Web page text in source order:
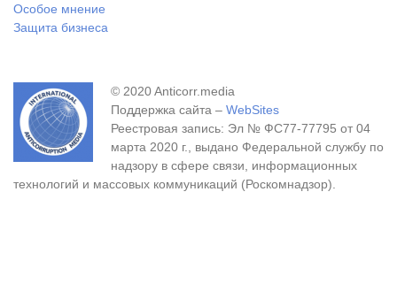
Особое мнение
Защита бизнеса
© 2020 Anticorr.media
Поддержка сайта – WebSites
Реестровая запись: Эл № ФС77-77795 от 04
марта 2020 г., выдано Федеральной службу по
надзору в сфере связи, информационных
технологий и массовых коммуникаций (Роскомнадзор).